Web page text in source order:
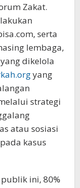
Zakat.
serta
lembaga,
yang dikelola
yang
strategi
atau sosiasi
kasus
ini, 80%